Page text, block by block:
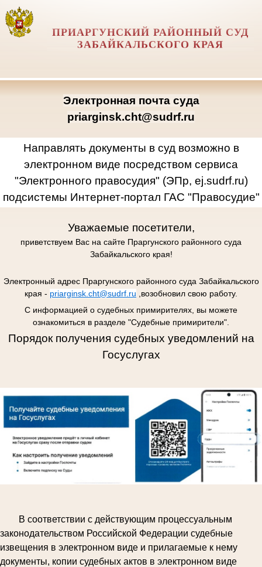
ПРИАРГУНСКИЙ РАЙОННЫЙ СУД
ЗАБАЙКАЛЬСКОГО КРАЯ
Электронная почта суда
priarginsk.cht@sudrf.ru
Направлять документы в суд возможно в
электронном виде посредством сервиса
"Электронного правосудия" (ЭПр, ej.sudrf.ru)
подсистемы Интернет-портал ГАС "Правосудие"
Уважаемые посетители,
приветствуем Вас на сайте Праргунского районного суда
Забайкальского края!
Электронный адрес Праргунского районногосуда Забайкальского
края - priarginsk.cht@sudrf.ru ,возобновил свою работу.
С информацией о судебных примирителях, вы можете
ознакомиться в разделе "Судебные примирители".
Порядок получения судебных уведомлений на
Госуслугах
В соответствии с действующим процессуальным
законодательством Российской Федерации судебные
извещения в электронном виде и прилагаемые к нему
документы, копии судебных актов в электронном виде